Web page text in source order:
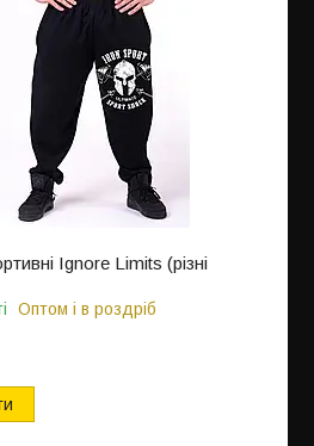
Ignore Limits (різні
Оптом і в роздріб